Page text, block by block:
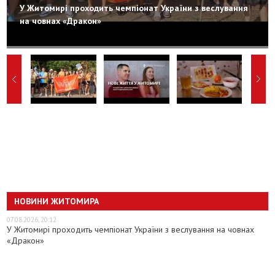
У Житомирі проходить чемпіонат України з веслування
на човнах «Дракон»
НОВИНИ ЖИТОМИРА
07.08.2026, 20:12
У Житомирі проходить чемпіонат України з веслування на човнах
«Дракон»